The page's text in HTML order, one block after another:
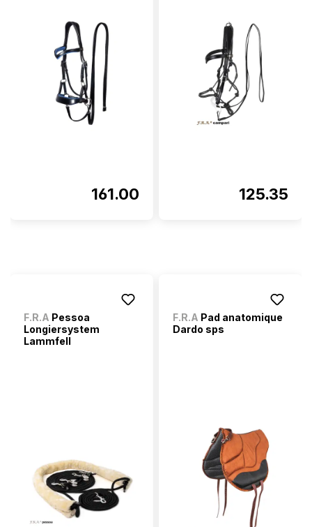
161.00 125.35
F.R.A Pessoa
Longiersystem
Lammfell
F.R.A Pad anatomique
Dardo sps